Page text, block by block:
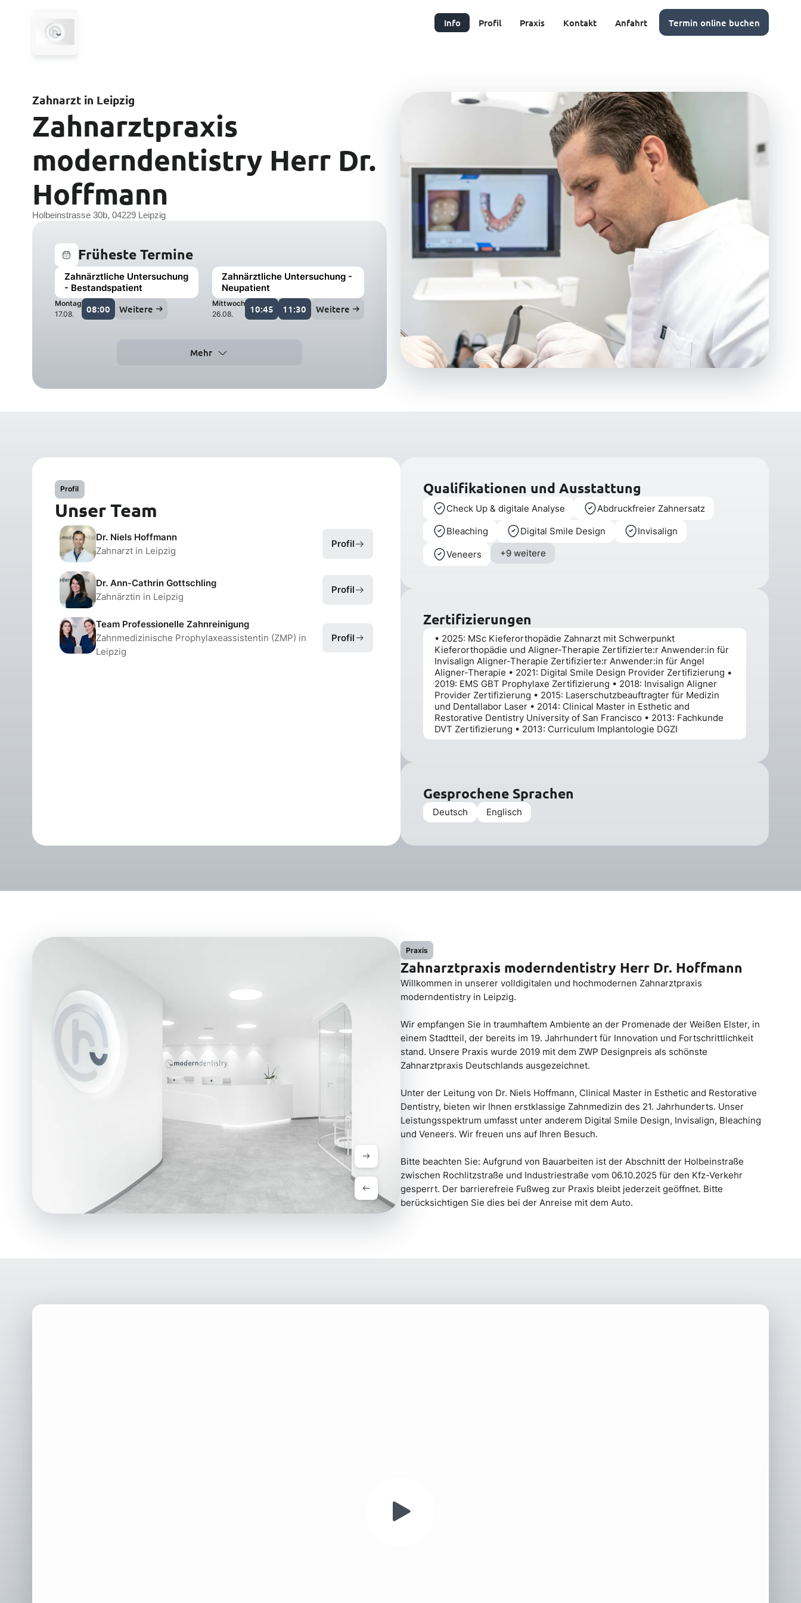
Info Profil Praxis Kontakt Anfahrt Termin online buchen
Zahnarzt in Leipzig
Zahnarztpraxis
moderndentistry Herr Dr.
Hoffmann
Holbeinstrasse 30b, 04229 Leipzig
Früheste Termine
Zahnärztliche Untersuchung
- Bestandspatient
Montag
17.08.
08:00 Weitere
Zahnärztliche Untersuchung -
Neupatient
Mittwoch
26.08.
10:45 11:30 Weitere
Mehr
Profil
Unser Team
Dr. Niels Hoffmann
Zahnarzt in Leipzig
Profil
Dr. Ann-Cathrin Gottschling
Zahnärztin in Leipzig
Profil
Team Professionelle Zahnreinigung
Zahnmedizinische Prophylaxeassistentin (ZMP) in
Leipzig
Profil
Qualifikationen und Ausstattung
Check Up & digitale Analyse Abdruckfreier Zahnersatz
Bleaching Digital Smile Design Invisalign
Veneers +9 weitere
Zertifizierungen
• 2025: MSc Kieferorthopädie Zahnarzt mit Schwerpunkt
Kieferorthopädie und Aligner-Therapie Zertifizierte:r Anwender:in für
Invisalign Aligner-Therapie Zertifizierte:r Anwender:in für Angel
Aligner-Therapie • 2021: Digital Smile Design Provider Zertifizierung •
2019: EMS GBT Prophylaxe Zertifizierung • 2018: Invisalign Aligner
Provider Zertifizierung • 2015: Laserschutzbeauftragter für Medizin
und Dentallabor Laser • 2014: Clinical Master in Esthetic and
Restorative Dentistry University of San Francisco • 2013: Fachkunde
DVT Zertifizierung • 2013: Curriculum Implantologie DGZI
Gesprochene Sprachen
Deutsch Englisch
Praxis
Zahnarztpraxis moderndentistry Herr Dr. Hoffmann
Willkommen in unserer volldigitalen und hochmodernen Zahnarztpraxis
moderndentistry in Leipzig.
Wir empfangen Sie in traumhaftem Ambiente an der Promenade der Weißen Elster, in
einem Stadtteil, der bereits im 19. Jahrhundert für Innovation und Fortschrittlichkeit
stand. Unsere Praxis wurde 2019 mit dem ZWP Designpreis als schönste
Zahnarztpraxis Deutschlands ausgezeichnet.
Unter der Leitung von Dr. Niels Hoffmann, Clinical Master in Esthetic and Restorative
Dentistry, bieten wir Ihnen erstklassige Zahnmedizin des 21. Jahrhunderts. Unser
Leistungsspektrum umfasst unter anderem Digital Smile Design, Invisalign, Bleaching
und Veneers. Wir freuen uns auf Ihren Besuch.
Bitte beachten Sie: Aufgrund von Bauarbeiten ist der Abschnitt der Holbeinstraße
zwischen Rochlitzstraße und Industriestraße vom 06.10.2025 für den Kfz-Verkehr
gesperrt. Der barrierefreie Fußweg zur Praxis bleibt jederzeit geöffnet. Bitte
berücksichtigen Sie dies bei der Anreise mit dem Auto.